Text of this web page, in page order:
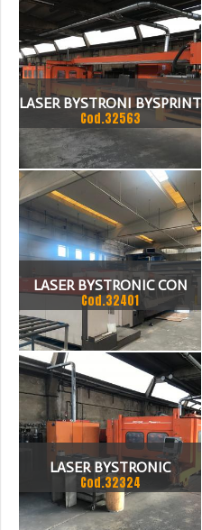
LASER BYSTRONI BYSPRINT
3015 .MACCHINA CARICO
SCARICO AUTOMATICO,
COMPLETAMENTE
FUNZIONANTE
Cod.32563
LASER BYSTRONIC CON
CARICATORE MODELLO
BYSPEED 3015
Cod.32401
LASER BYSTRONIC
BYSPRINT 3015
Cod.32324